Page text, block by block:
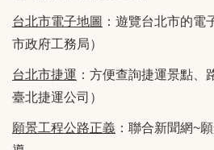
台北市電子地圖 ：遊覽台北市的電
市政府工務局）
台北市捷運 ：方便查詢捷運景點、
臺北捷運公司）
願景工程公路正義 ：聯合新聞網~